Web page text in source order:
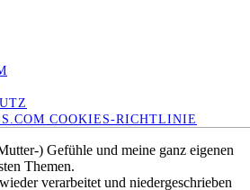
COOKIES-RICHTLINIE
) Gefühle und meine ganz eigenen
Themen.
verarbeitet und niedergeschrieben